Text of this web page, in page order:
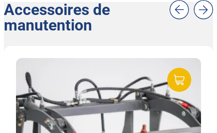
Accessoires de
manutention